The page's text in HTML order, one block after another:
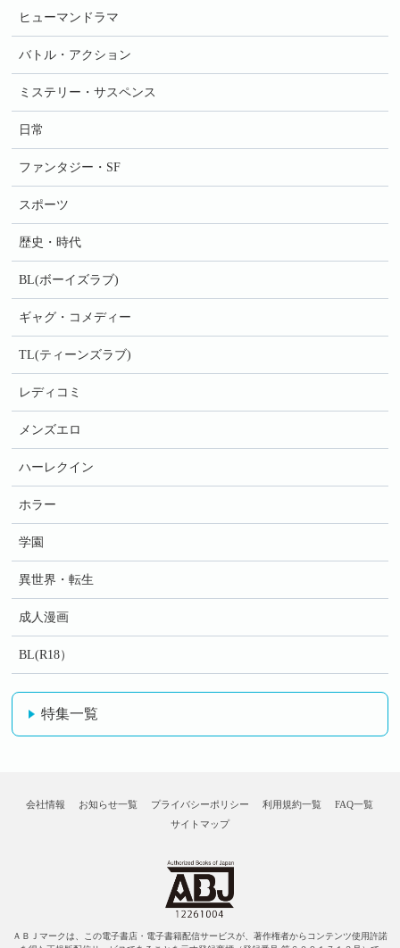
ヒューマンドラマ
バトル・アクション
ミステリー・サスペンス
日常
ファンタジー・SF
スポーツ
歴史・時代
BL(ボーイズラブ)
ギャグ・コメディー
TL(ティーンズラブ)
レディコミ
メンズエロ
ハーレクイン
ホラー
学園
異世界・転生
成人漫画
BL(R18）
特集一覧
会社情報 お知らせ一覧 プライバシーポリシー 利用規約一覧
FAQ一覧
サイトマップ
ＡＢＪマークは、この電子書店・電子書籍配信サービスが、著作権者からコンテンツ使用許諾